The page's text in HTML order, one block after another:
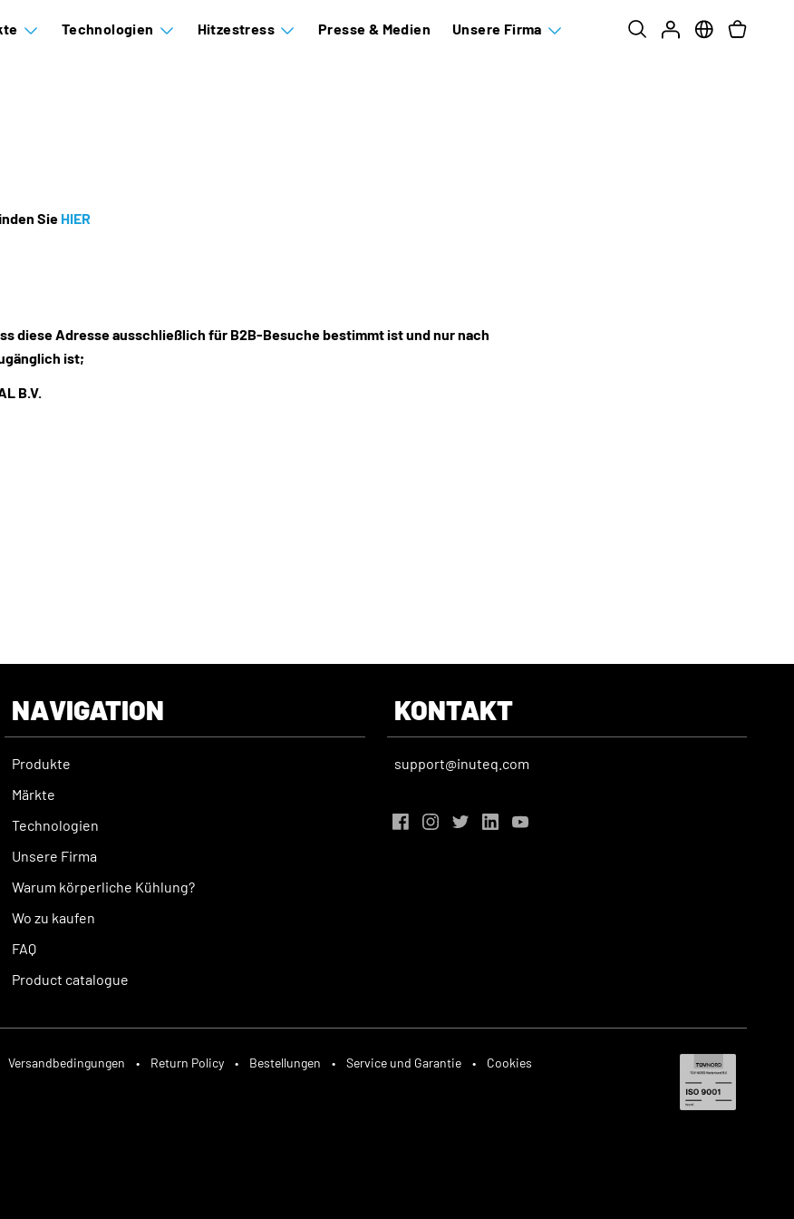
Technologien Hitzestress Presse & Medien Unsere Firma
Sie HIER
diese Adresse ausschließlich für B2B-Besuche bestimmt ist und nur nach
ist;
B.V.
NAVIGATION
Produkte
Märkte
Technologien
Unsere Firma
Warum körperliche Kühlung?
Wo zu kaufen
FAQ
Product catalogue
KONTAKT
support@inuteq.com
Versandbedingungen • Return Policy • Bestellungen • Service und Garantie • Cookies